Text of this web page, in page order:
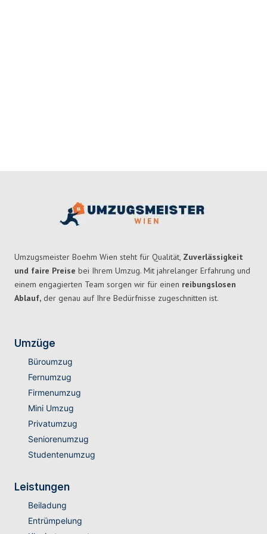
Umzugsmeister Boehm Wien steht für Qualität, Zuverlässigkeit
und faire Preise bei Ihrem Umzug. Mit jahrelanger Erfahrung und
einem engagierten Team sorgen wir für einen reibungslosen
Ablauf, der genau auf Ihre Bedürfnisse zugeschnitten ist.
Umzüge
Büroumzug
Fernumzug
Firmenumzug
Mini Umzug
Privatumzug
Seniorenumzug
Studentenumzug
Leistungen
Beiladung
Entrümpelung